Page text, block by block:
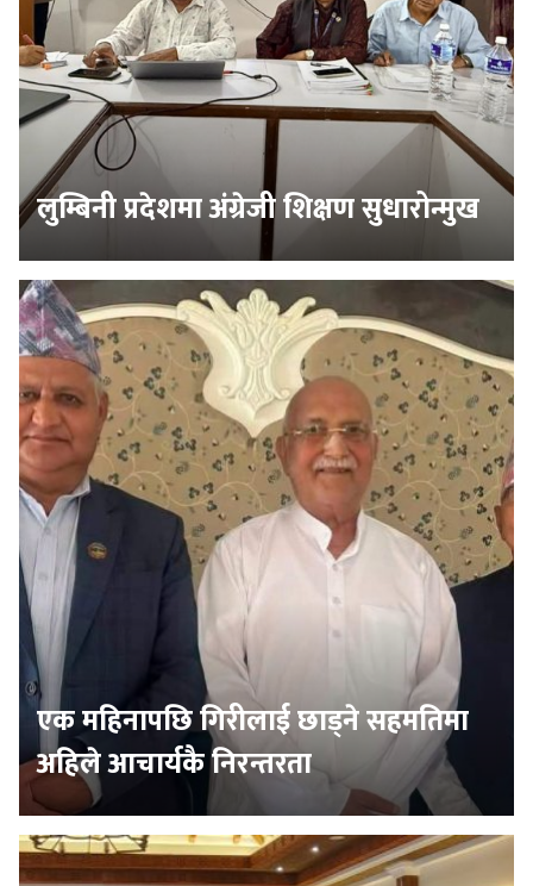
लुम्बिनी प्रदेशमा अंग्रेजी शिक्षण सुधारोन्मुख
एक महिनापछि गिरीलाई छाड्ने सहमतिमा
अहिले आचार्यकै निरन्तरता